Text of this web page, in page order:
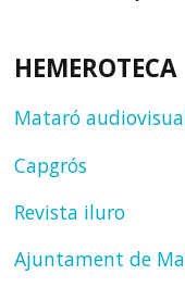
HEMEROTECA
Mataró
Capgrós
Revista iluro
Ajuntament de